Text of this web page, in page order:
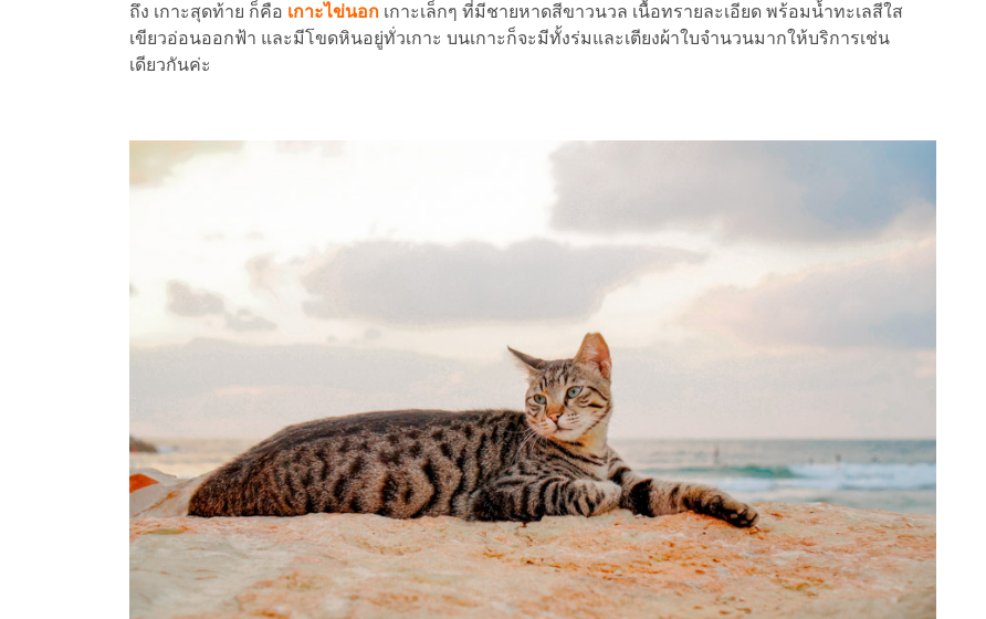
ถึง เกาะสุดท้าย ก็คือ เกาะไข่นอก เกาะเล็กๆ ที่มีชายหาดสีขาวนวล เนื้อทรายละเอียด พร้อมน้ำทะเลสีใส
เขียวอ่อนออกฟ้า และมีโขดหินอยู่ทั่วเกาะ บนเกาะก็จะมีทั้งร่มและเตียงผ้าใบจำนวนมากให้บริการเช่น
เดียวกันค่ะ